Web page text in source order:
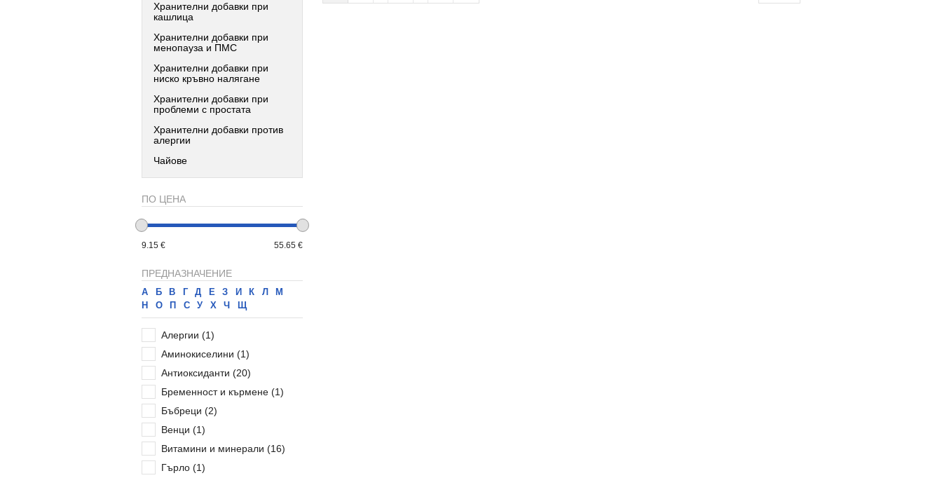
Хранителни добавки при
кашлица
Хранителни добавки при
менопауза и ПМС
Хранителни добавки при
ниско кръвно налягане
Хранителни добавки при
проблеми с простата
Хранителни добавки против
алергии
Чайове
ПО ЦЕНА
9.15 € 55.65 €
ПРЕДНАЗНАЧЕНИЕ
А Б В Г Д Е З И К Л
М
Н
О П С У Х Ч Щ
Алергии (1)
Аминокиселини (1)
Антиоксиданти (20)
Бременност и кърмене (1)
Бъбреци (2)
Венци (1)
Витамини и минерали (16)
Гърло (1)